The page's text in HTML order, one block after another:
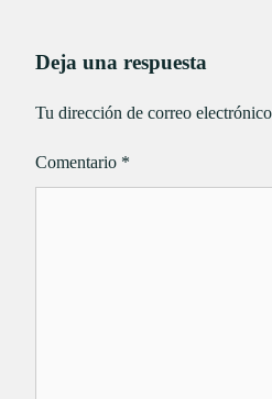
Deja una respuesta
Tu dirección de correo
Comentario *